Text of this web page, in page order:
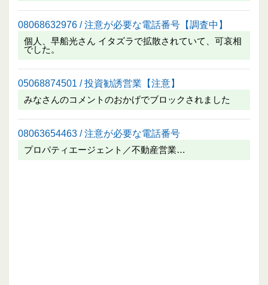
08068632976 / 注意が必要な電話番号【調査中】
個人、早船光さん イタズラで拡散されていて、可哀相
でした。
05068874501 / 投資勧誘営業【注意】
みなさんのコメントのおかげでブロックされました
08063654463 / 注意が必要な電話番号
プロパティエージェント／不動産営業…